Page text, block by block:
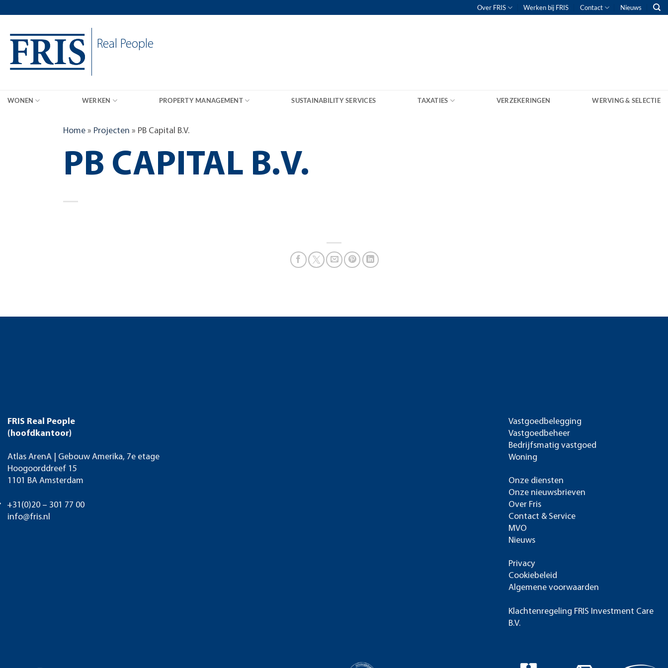
Over FRIS Werken bij FRIS Contact Nieuws
Real People
WONEN WERKEN PROPERTY MANAGEMENT SUSTAINABILITY SERVICES TAXATIES VERZEKERINGEN WERVING & SELECTIE
Home » Projecten » PB Capital B.V.
PB CAPITAL B.V.
FRIS Real People
(hoofdkantoor)
Atlas ArenA | Gebouw Amerika, 7e etage
Hoogoorddreef 15
1101 BA Amsterdam
+31(0)20 – 301 77 00
info@fris.nl
Vastgoedbelegging
Vastgoedbeheer
Bedrijfsmatig vastgoed
Woning
Onze diensten
Onze nieuwsbrieven
Over Fris
Contact & Service
MVO
Nieuws
Privacy
Cookiebeleid
Algemene voorwaarden
Klachtenregeling FRIS Investment Care
B.V.